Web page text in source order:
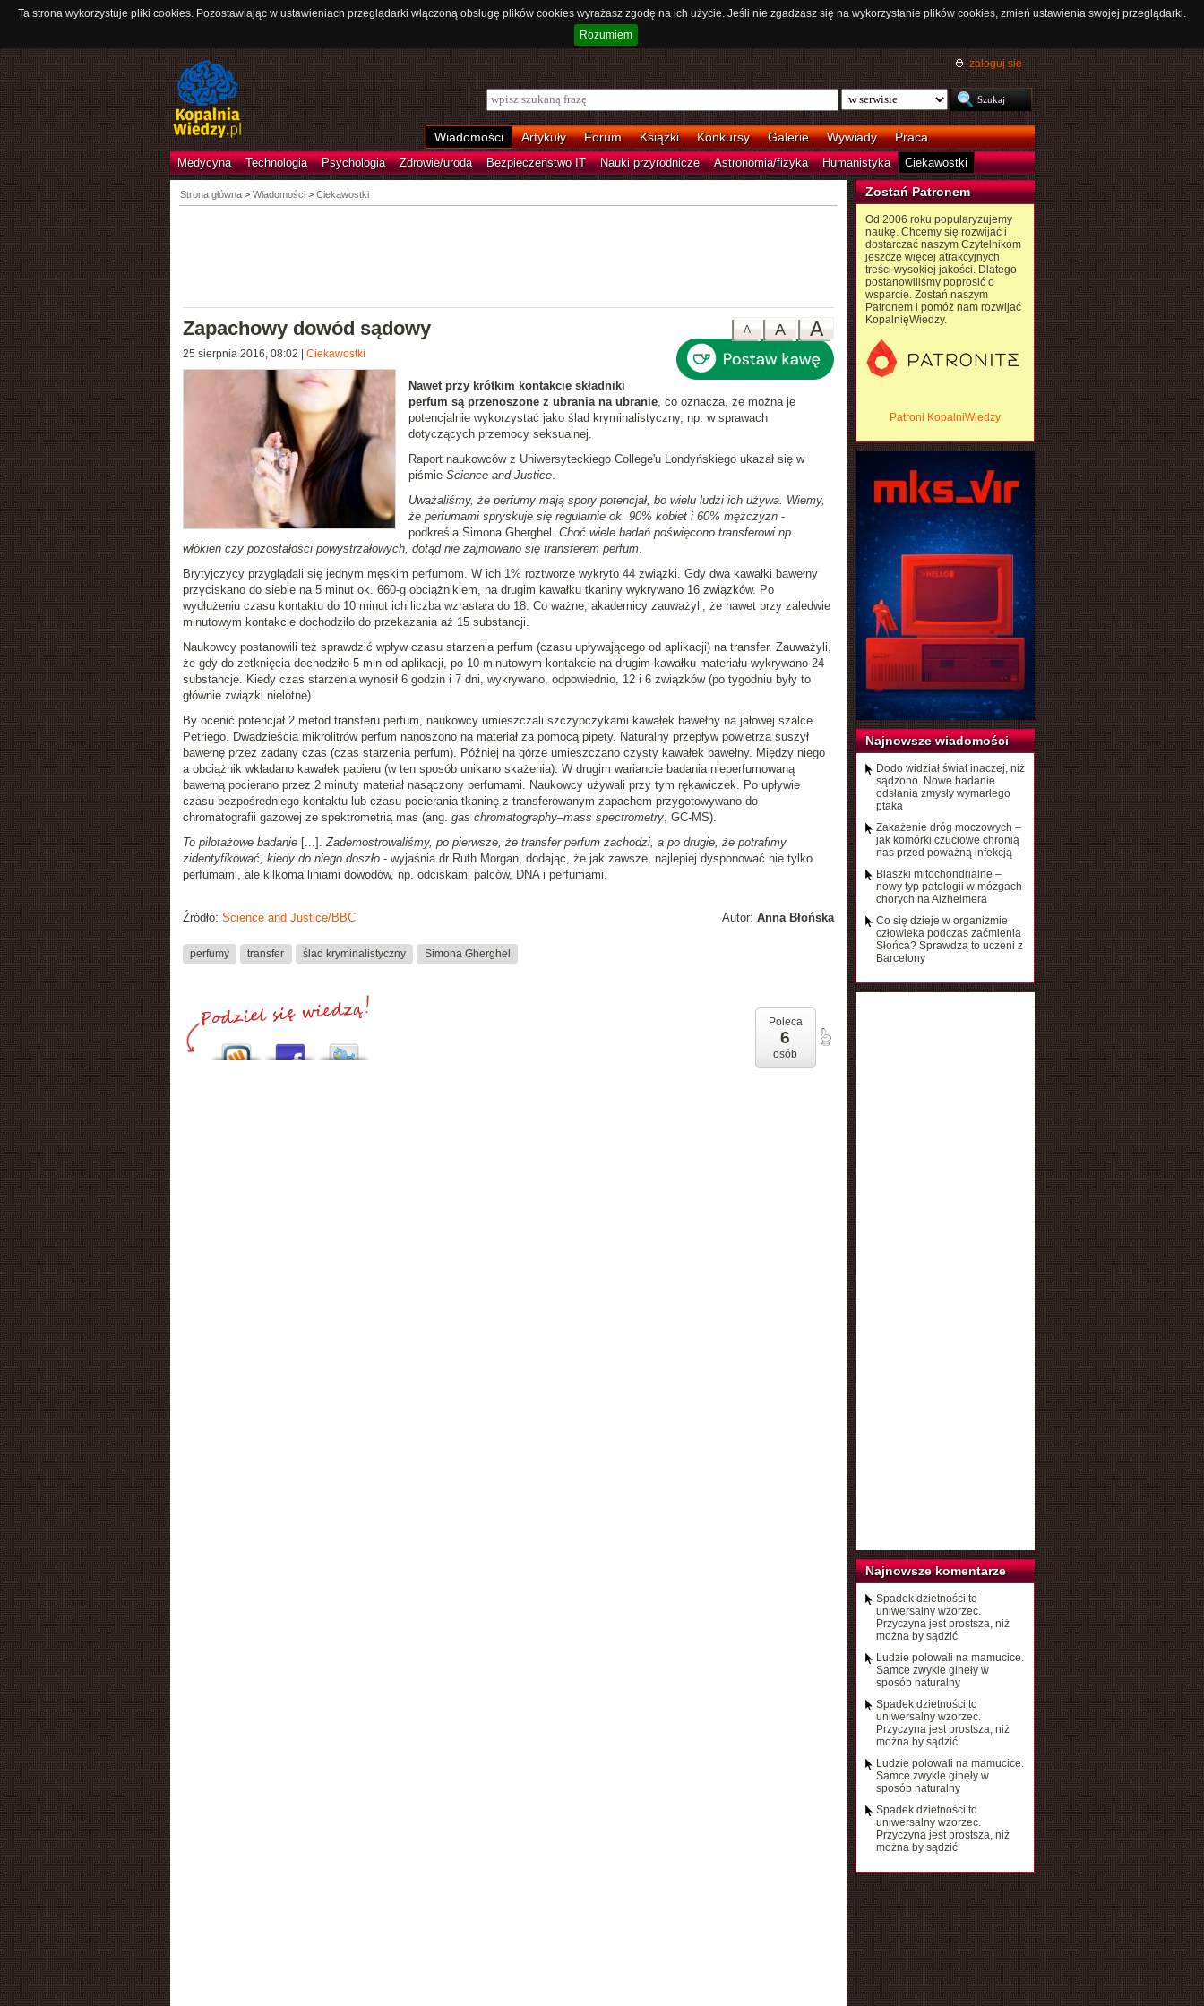
Ta strona wykorzystuje pliki cookies. Pozostawiając w ustawieniach przeglądarki włączoną obsługę plików cookies wyrażasz zgodę na ich użycie. Jeśli nie zgadzasz się na wykorzystanie plików cookies, zmień ustawienia swojej przeglądarki.
Rozumiem
zaloguj się
Wiadomości Artykuły Forum Książki Konkursy Galerie Wywiady Praca
Medycyna Technologia Psychologia Zdrowie/uroda Bezpieczeństwo IT Nauki przyrodnicze Astronomia/fizyka Humanistyka Ciekawostki
Strona główna> Wiadomości > Ciekawostki
A
A
A
Zapachowy dowód sądowy
25 sierpnia 2016, 08:02 Ciekawostki
Nawet przy krótkim kontakcie składniki
perfum są przenoszone z ubrania na ubranie, co oznacza, że można je
potencjalnie wykorzystać jako ślad kryminalistyczny, np. w sprawach
dotyczących przemocy seksualnej.
Raport naukowców z Uniwersyteckiego College'u Londyńskiego ukazał się w
piśmie Science and Justice.
Uważaliśmy, że perfumy mają spory potencjał, bo wielu ludzi ich używa. Wiemy,
że perfumami spryskuje się regularnie ok. 90% kobiet i 60% mężczyzn-
podkreśla Simona Gherghel. Choć wiele badań poświęcono transferowi np.
włókien czy pozostałości powystrzałowych, dotąd nie zajmowano się transferem perfum.
Brytyjczycy przyglądali się jednym męskim perfumom. W ich 1% roztworze wykryto 44 związki. Gdy dwa kawałki bawełny
przyciskano do siebie na 5 minut ok. 660-g obciążnikiem, na drugim kawałku tkaniny wykrywano 16 związków. Po
wydłużeniu czasu kontaktu do 10 minut ich liczba wzrastała do 18. Co ważne, akademicy zauważyli, że nawet przy zaledwie
minutowym kontakcie dochodziło do przekazania aż 15 substancji.
Naukowcy postanowili też sprawdzić wpływ czasu starzenia perfum (czasu upływającego od aplikacji) na transfer. Zauważyli,
że gdy do zetknięcia dochodziło 5 min od aplikacji, po 10-minutowym kontakcie na drugim kawałku materiału wykrywano 24
substancje. Kiedy czas starzenia wynosił 6 godzin i 7 dni, wykrywano, odpowiednio, 12 i 6 związków (po tygodniu były to
głównie związki nielotne).
By ocenić potencjał 2 metod transferu perfum, naukowcy umieszczali szczypczykami kawałek bawełny na jałowej szalce
Petriego. Dwadzieścia mikrolitrów perfum nanoszono na materiał za pomocą pipety. Naturalny przepływ powietrza suszył
bawełnę przez zadany czas (czas starzenia perfum). Później na górze umieszczano czysty kawałek bawełny. Między niego
a obciążnik wkładano kawałek papieru (w ten sposób unikano skażenia). W drugim wariancie badania nieperfumowaną
bawełną pocierano przez 2 minuty materiał nasączony perfumami. Naukowcy używali przy tym rękawiczek. Po upływie
czasu bezpośredniego kontaktu lub czasu pocierania tkaninę z transferowanym zapachem przygotowywano do
chromatografii gazowej ze spektrometrią mas (ang. gas chromatography–mass spectrometry, GC-MS).
To pilotażowe badanie[...].Zademostrowaliśmy, po pierwsze, że transfer perfum zachodzi, a po drugie, że potrafimy
zidentyfikować, kiedy do niego doszło- wyjaśnia dr Ruth Morgan, dodając, że jak zawsze, najlepiej dysponować nie tylko
perfumami, ale kilkoma liniami dowodów, np. odciskami palców, DNA i perfumami.
Autor: Anna Błońska
Źródło: Science and Justice/BBC
perfumy transfer ślad kryminalistyczny Simona Gherghel
Poleca
6
osób
Zostań Patronem
Od 2006 roku popularyzujemy
naukę. Chcemy się rozwijać i
dostarczać naszym Czytelnikom
jeszcze więcej atrakcyjnych
treści wysokiej jakości. Dlatego
postanowiliśmy poprosić o
wsparcie. Zostań naszym
Patronem i pomóż nam rozwijać
KopalnięWiedzy.
Patroni KopalniWiedzy
Najnowsze wiadomości
Dodo widział świat inaczej, niż
sądzono. Nowe badanie
odsłania zmysły wymarłego
ptaka
Zakażenie dróg moczowych –
jak komórki czuciowe chronią
nas przed poważną infekcją
Blaszki mitochondrialne –
nowy typ patologii w mózgach
chorych na Alzheimera
Co się dzieje w organizmie
człowieka podczas zaćmienia
Słońca? Sprawdzą to uczeni z
Barcelony
Najnowsze komentarze
Spadek dzietności to
uniwersalny wzorzec.
Przyczyna jest prostsza, niż
można by sądzić
Ludzie polowali na mamucice.
Samce zwykle ginęły w
sposób naturalny
Spadek dzietności to
uniwersalny wzorzec.
Przyczyna jest prostsza, niż
można by sądzić
Ludzie polowali na mamucice.
Samce zwykle ginęły w
sposób naturalny
Spadek dzietności to
uniwersalny wzorzec.
Przyczyna jest prostsza, niż
można by sądzić